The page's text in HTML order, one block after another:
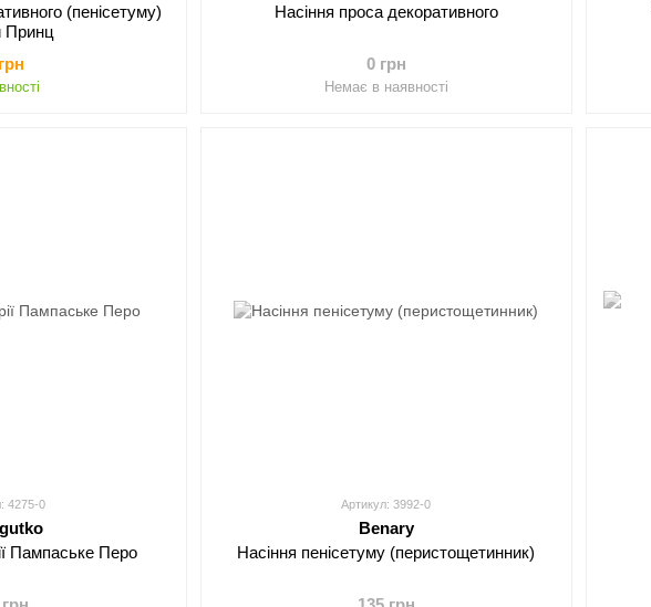
(пенісетуму)
Принц
Насіння проса декоративного
0 грн
Немає в наявності
4275-0
Пампаське Перо
Артикул: 3992-0
Benary
Насіння пенісетуму (перистощетинник)